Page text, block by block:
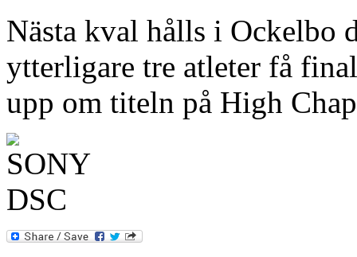
Nästa kval hålls i Ockelbo
ytterligare tre atleter få
upp om titeln på High